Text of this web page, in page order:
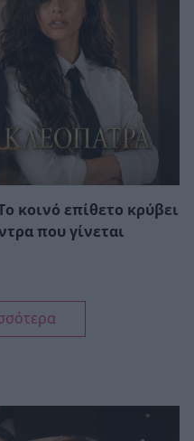
κοινό επίθετο κρύβει
που γίνεται